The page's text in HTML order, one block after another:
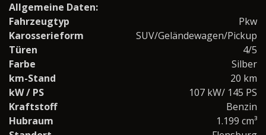
Allgemeine Daten:
Fahrzeugtyp
Pkw
Karosserieform
SUV/Geländewagen/Pickup
Türen
4/5
Farbe
Silber
km-Stand
20 km
kW / PS
107 kW/ 145 PS
Kraftstoff
Benzin
Hubraum
1.199 cm³